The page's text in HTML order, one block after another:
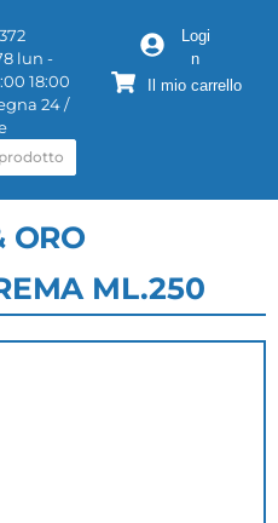
lun -
18:00
24 /
Logi
n
Il mio carrello
ORO
ML.250